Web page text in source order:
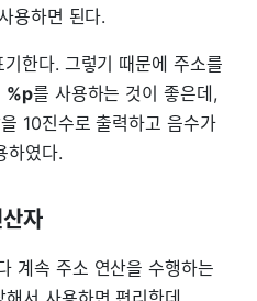
용하면 된다.
기한다. 그렇기 때문에 주소를
%p를 사용하는 것이 좋은데,
10진수로 출력하고 음수가
하였다.
자
계속 주소 연산을 수행하는